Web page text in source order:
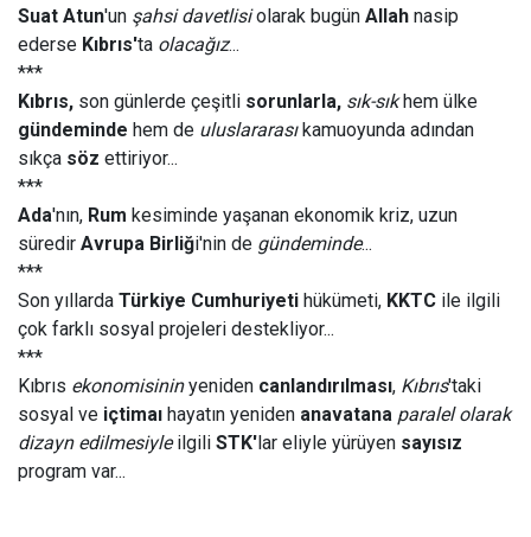
Suat Atun'un şahsi davetlisi olarak bugün Allah nasip
ederse Kıbrıs'ta olacağız...
***
Kıbrıs, son günlerde çeşitli sorunlarla, sık-sık hem ülke
gündeminde hem de uluslararası kamuoyunda adından
sıkça söz ettiriyor...
***
Ada'nın, Rum kesiminde yaşanan ekonomik kriz, uzun
süredir Avrupa Birliği'nin de gündeminde...
***
Son yıllarda Türkiye Cumhuriyeti hükümeti, KKTC ile ilgili
çok farklı sosyal projeleri destekliyor...
***
Kıbrıs ekonomisinin yeniden canlandırılması, Kıbrıs'taki
sosyal ve içtimaı hayatın yeniden anavatana paralel olarak
dizayn edilmesiyle ilgili STK'lar eliyle yürüyen sayısız
program var...